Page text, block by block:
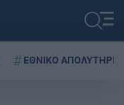
ΕΘΝΙΚΟ ΑΠΟΛΥΤΗΡΙΟ